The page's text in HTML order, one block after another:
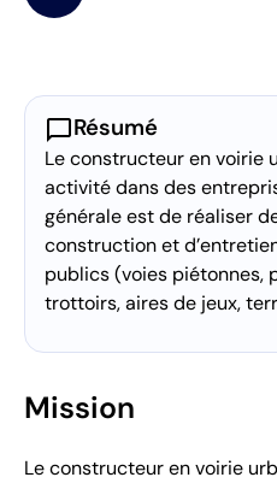
chat_bubbleRésumé
Le constructeur en voirie
activité dans des
générale est de réaliser
construction et
publics (voies piétonnes,
trottoirs, aires de jeux,
Mission
Le constructeur en voirie